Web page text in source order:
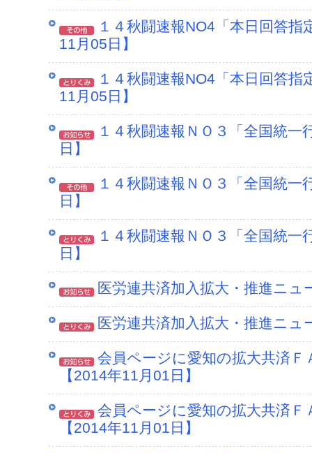
１４秋闘速報NO4「本日回答
11月05日】
１４秋闘速報NO4「本日回答
11月05日】
１４秋闘速報ＮＯ３「全国統
日】
１４秋闘速報ＮＯ３「全国統
日】
１４秋闘速報ＮＯ３「全国統
日】
医労連共済加入拡大・推進ニ
医労連共済加入拡大・推進ニ
会員ページに愛知の拡大共済
【2014年11月01日】
会員ページに愛知の拡大共済
【2014年11月01日】